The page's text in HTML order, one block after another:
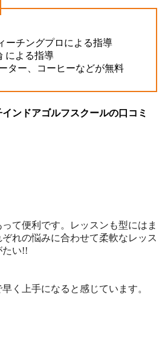
ーチングプロによる指導
による指導
ター、コーヒーなどが無料
ンドアゴルフスクールの口コミ
て便利です。レッスンも型にはま
れの悩みに合わせて柔軟なレッス
たい!!
く上手になると感じています。